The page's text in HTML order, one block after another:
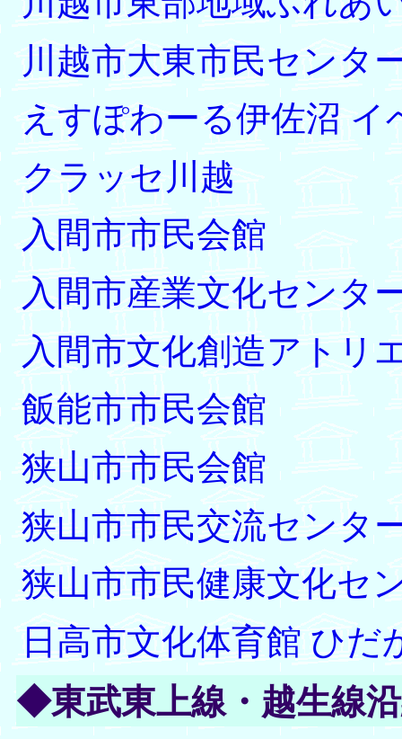
川越市大東市民センタ
えすぽわーる伊佐沼
クラッセ川越
入間市市民会館
入間市産業文化センタ
入間市文化創造アトリ
飯能市市民会館
狭山市市民会館
狭山市市民交流センタ
狭山市市民健康文化セ
日高市文化体育館 ひだ
◆東武東上線・越生線